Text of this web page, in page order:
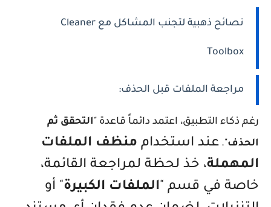
نصائح ذهبية لتجنب المشاكل مع Cleaner
Toolbox
مراجعة الملفات قبل الحذف:
رغم ذكاء التطبيق، اعتمد دائماً قاعدة "التحقق ثم
الحذف". عند استخدام منظف الملفات
المهملة، خذ لحظة لمراجعة القائمة،
خاصة في قسم "الملفات الكبيرة" أو